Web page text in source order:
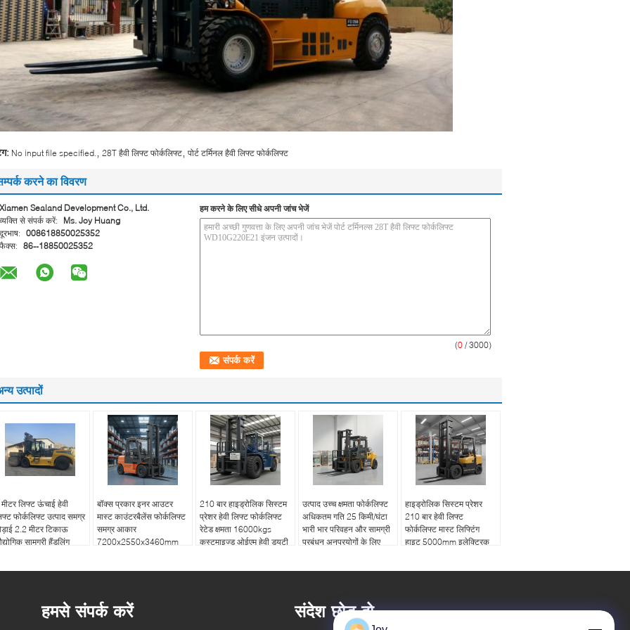
No input file specified. 28T हैवी लिफ्ट फोर्कलिफ्ट पोर्ट टर्मिनल हैवी लिफ्ट फोर्कलिफ्ट
करने का विवरण
Xiamen Sealand Development Co., Ltd.
व्यक्ति से संपर्क करें:
Ms. Joy Huang
दूरभाष: 008618850025352
फैक्स: 86--18850025352
हम करने के लिए सीधे अपनी जांच भेजें
(0 / 3000)
उत्पादों
लिफ्ट ऊंचाई हेवी
फोर्कलिफ्ट उत्पाद समग्र
2.2 मीटर टिकाऊ
सामग्री हैंडलिंग
बॉक्स प्रकार इनर आउटर
मास्ट काउंटरबैलेंस फोर्कलिफ्ट
समग्र आकार
7200x2550x3460mm
210 बार हाइड्रोलिक सिस्टम
प्रेशर हेवी लिफ्ट फोर्कलिफ्ट
रेटेड क्षमता 16000kgs
कस्टमाइज्ड ओईएम हेवी ड्यूटी
उत्पाद उच्च क्षमता फोर्कलिफ्ट
अधिकतम गति 25 किमी/घंटा
भारी भार परिवहन और सामग्री
प्रबंधन अनुप्रयोगों के लिए
हाइड्रोलिक सिस्टम प्रेशर
210 बार हेवी लिफ्ट
फोर्कलिफ्ट मास्ट लिफ्टिंग
हाइट 5000mm इलेक्ट्रिक
हमसे संपर्क करें संदेश छोड़ दो